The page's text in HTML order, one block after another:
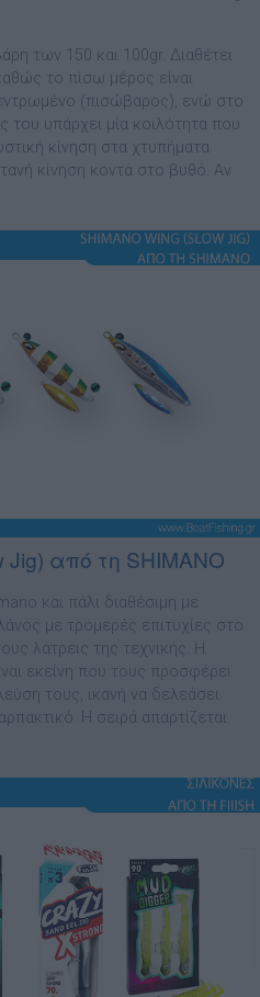
των 150 και 100gr. ∆ιαθέτει
το πίσω µέρος είναι
(πισώβαρος), ενώ στο
του υπάρχει µία κοιλότητα που
κίνηση στα χτυπήµατα
κίνηση κοντά στο βυθό. Αν
Jig) από τη SHIMANO
και πάλι διαθέσιµη µε
µε τροµερές επιτυχίες στο
λάτρεις της τεχνικής. Η
εκείνη που τους προσφέρει
τους, ικανή να δελεάσει
Η σειρά απαρτίζεται